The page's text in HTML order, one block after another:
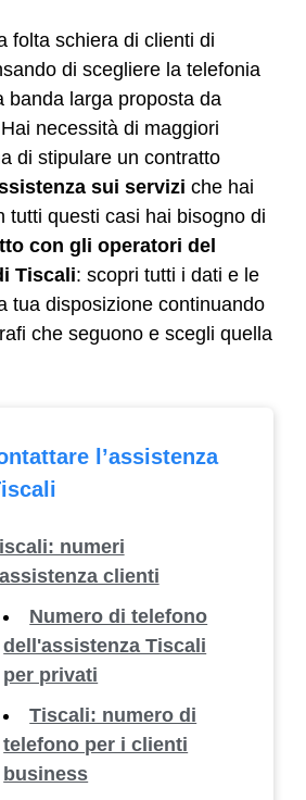
folta schiera di clienti di
di scegliere la telefonia
banda larga proposta da
necessità di maggiori
di stipulare un contratto
sui servizi che hai
tutti questi casi hai bisogno di
con gli operatori del
Tiscali: scopri tutti i dati e le
tua disposizione continuando
che seguono e scegli quella
l’assistenza
numeri
clienti
Numero di telefono
dell'assistenza Tiscali
per privati
Tiscali: numero di
telefono per i clienti
business